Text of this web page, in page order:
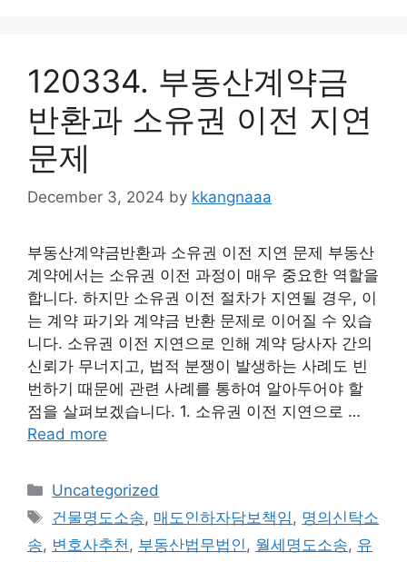
120334. 부동산계약금
반환과 소유권 이전 지연
문제
December 3, 2024 by kkangnaaa
부동산계약금반환과 소유권 이전 지연 문제 부동산
계약에서는 소유권 이전 과정이 매우 중요한 역할을
합니다. 하지만 소유권 이전 절차가 지연될 경우, 이
는 계약 파기와 계약금 반환 문제로 이어질 수 있습
니다. 소유권 이전 지연으로 인해 계약 당사자 간의
신뢰가 무너지고, 법적 분쟁이 발생하는 사례도 빈
번하기 때문에 관련 사례를 통하여 알아두어야 할
점을 살펴보겠습니다. 1. 소유권 이전 지연으로 …
Read more
Categories
Uncategorized
Tags
건물명도소송, 매도인하자담보책임, 명의신탁소
송, 변호사추천, 부동산법무법인, 월세명도소송, 유